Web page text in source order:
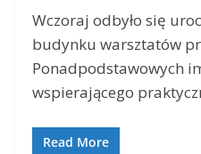
Wczoraj odbyło się
budynku warsztatów
Ponadpodstawowych
wspierającego
Read More